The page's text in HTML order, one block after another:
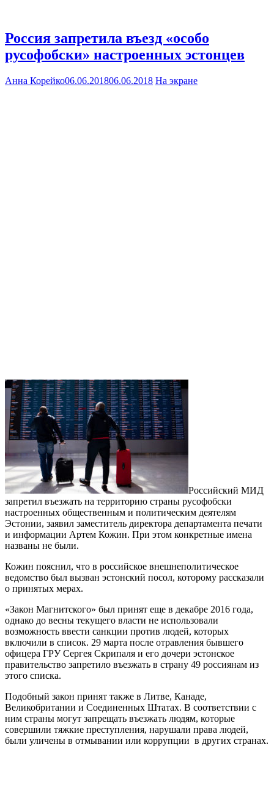
Россия запретила въезд «особо
русофобски» настроенных эстонцев
Анна Корейко06.06.201806.06.2018 На экране
Российский МИД
запретил въезжать на территорию страны русофобски
настроенных общественным и политическим деятелям
Эстонии, заявил заместитель директора департамента печати
и информации Артем Кожин. При этом конкретные имена
названы не были.
Кожин пояснил, что в российское внешнеполитическое
ведомство был вызван эстонский посол, которому рассказали
о принятых мерах.
«Закон Магнитского» был принят еще в декабре 2016 года,
однако до весны текущего власти не использовали
возможность ввести санкции против людей, которых
включили в список. 29 марта после отравления бывшего
офицера ГРУ Сергея Скрипаля и его дочери эстонское
правительство запретило въезжать в страну 49 россиянам из
этого списка.
Подобный закон принят также в Литве, Канаде,
Великобритании и Соединенных Штатах. В соответствии с
ним страны могут запрещать въезжать людям, которые
совершили тяжкие преступления, нарушали права людей,
были уличены в отмывании или коррупции в других странах.